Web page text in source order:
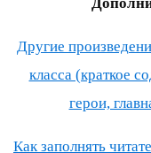
Другие
класса (краткое
герои,
Как заполнять